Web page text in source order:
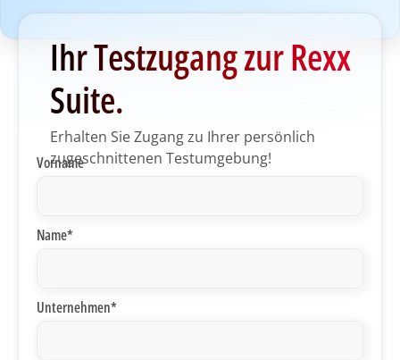
Ihr Testzugang zur Rexx
Suite.
Erhalten Sie Zugang zu Ihrer persönlich
zugeschnittenen Testumgebung!
Vorname
Name*
Unternehmen*